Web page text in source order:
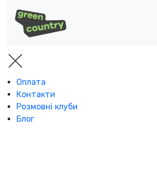
Оплата
Контакти
Розмовні клуби
Блог